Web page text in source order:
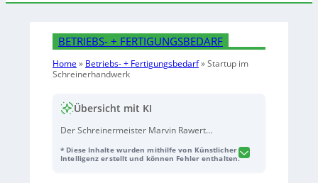
BETRIEBS- + FERTIGUNGSBEDARF
Home » Betriebs- + Fertigungsbedarf»Startup im
Schreinerhandwerk
Übersicht mit KI
Der Schreinermeister Marvin Rawert
Rawert in der Eifel und setzt seit Beginn auf
* Diese Inhalte wurden mithilfe von Künstlicher
Intelligenz erstellt und können Fehler enthalten.